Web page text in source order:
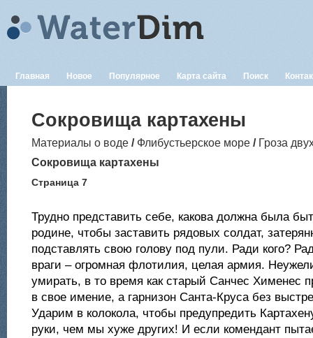
Главная Новое Популярное Карта сайта Поиск
Сокровища картахены
Материалы о воде / Флибустьерское море / Гроза
Сокровища картахены
Страница 7
Трудно представить себе, какова должна была
родине, чтобы заставить рядовых солдат,
подставлять свою голову под пули. Ради кого?
враги – огромная флотилия, целая армия.
умирать, в то время как старый Санчес Хименес
в свое имение, а гарнизон Санта-Круса без
Ударим в колокола, чтобы предупредить
руки, чем мы хуже других! И если комендант